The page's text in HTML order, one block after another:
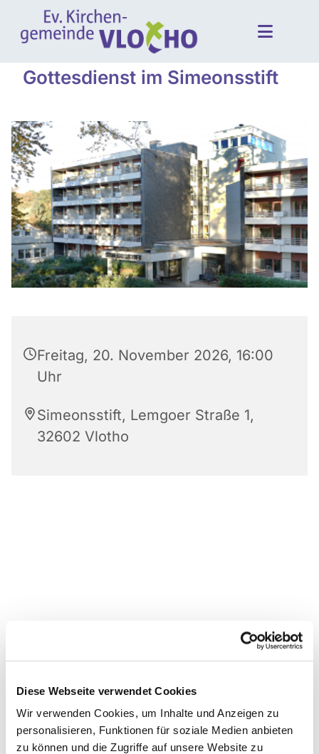
Diese Webseite verwendet Cookies
Wir verwenden Cookies, um Inhalte und Anzeigen zu
personalisieren, Funktionen für soziale Medien anbieten
zu können und die Zugriffe auf unsere Website zu
Gottesdienst im Simeonsstift
Freitag, 20. November 2026, 16:00
Uhr
Simeonsstift, Lemgoer Straße 1,
32602 Vlotho